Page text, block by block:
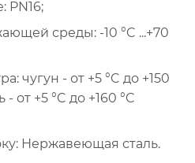
PN16;
среды: -10 °C ...+70
чугун - от +5 °C до +150
- от +5 °C до +160 °C
Нержавеющая сталь.